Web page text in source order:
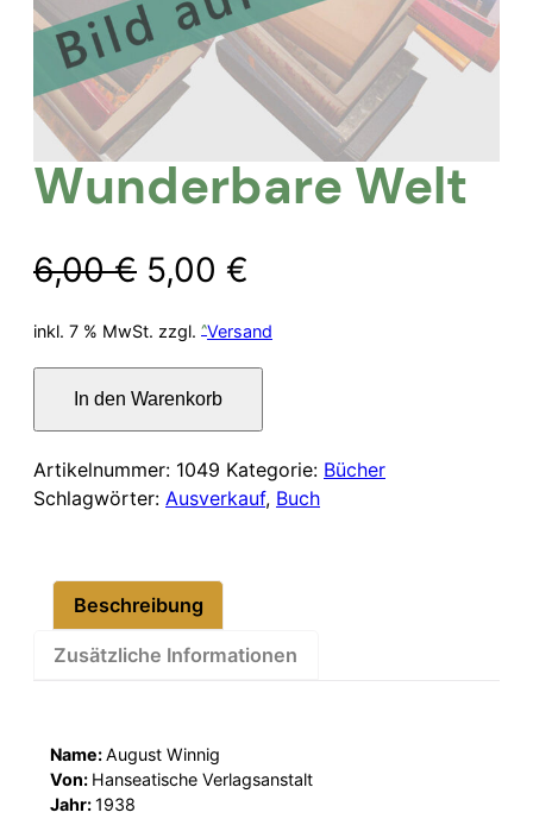
Wunderbare Welt
6,00€ Ursprünglicher
Preis
war:
6,00 €
5,00 €
Preis
ist:
5,00 €.
inkl. 7 % MwSt. zzgl. Versand
Menge
In den Warenkorb
Artikelnummer: 1049 Kategorie: Bücher
Schlagwörter: Ausverkauf, Buch
Beschreibung
Zusätzliche Informationen
Name:August Winnig
Von: Hanseatische Verlagsanstalt
Jahr:1938